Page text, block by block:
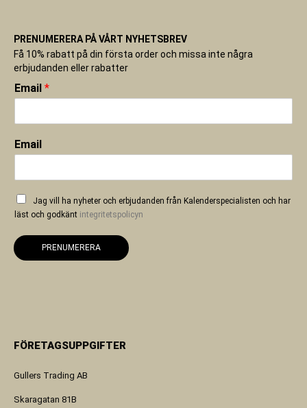
PRENUMERERA PÅ VÅRT NYHETSBREV
Få 10% rabatt på din första order och missa inte några
erbjudanden eller rabatter
Email *
Email
Jag vill ha nyheter och erbjudanden från Kalenderspecialisten och har
läst och godkänt integritetspolicyn
PRENUMERERA
FÖRETAGSUPPGIFTER
Gullers Trading AB
Skaragatan 81B